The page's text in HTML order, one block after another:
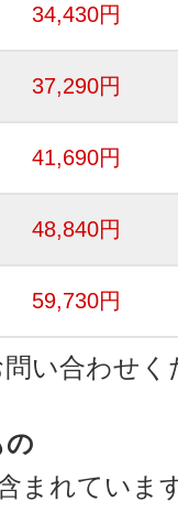
34,430円
37,290円
41,690円
48,840円
59,730円
い合わせく
の
まれていま